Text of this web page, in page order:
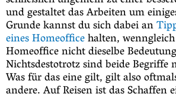
und gestaltet das Arbeiten um
Grunde kannst du sich dabei an
eines Homeofficehalten,
Homeoffice nicht dieselbe
Nichtsdestotrotz sind beide Begriffe
Was für das eine gilt, gilt also